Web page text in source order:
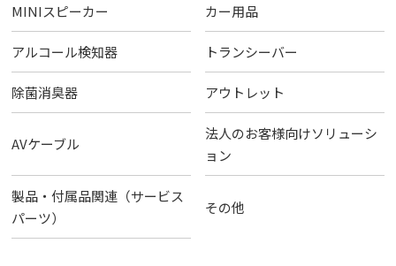
MINIスピーカー カー用品
アルコール検知器 トランシーバー
除菌消臭器 アウトレット
AVケーブル
法人のお客様向けソリューシ
ョン
製品・付属品関連（サービス
パーツ）
その他